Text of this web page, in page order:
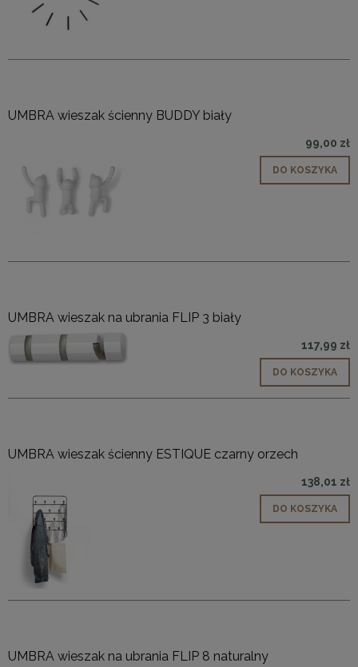
UMBRA wieszak ścienny BUDDY biały
99,00 zł
DO KOSZYKA
UMBRA wieszak na ubrania FLIP 3 biały
117,99 zł
DO KOSZYKA
UMBRA wieszak ścienny ESTIQUE czarny orzech
138,01 zł
DO KOSZYKA
UMBRA wieszak na ubrania FLIP 8 naturalny